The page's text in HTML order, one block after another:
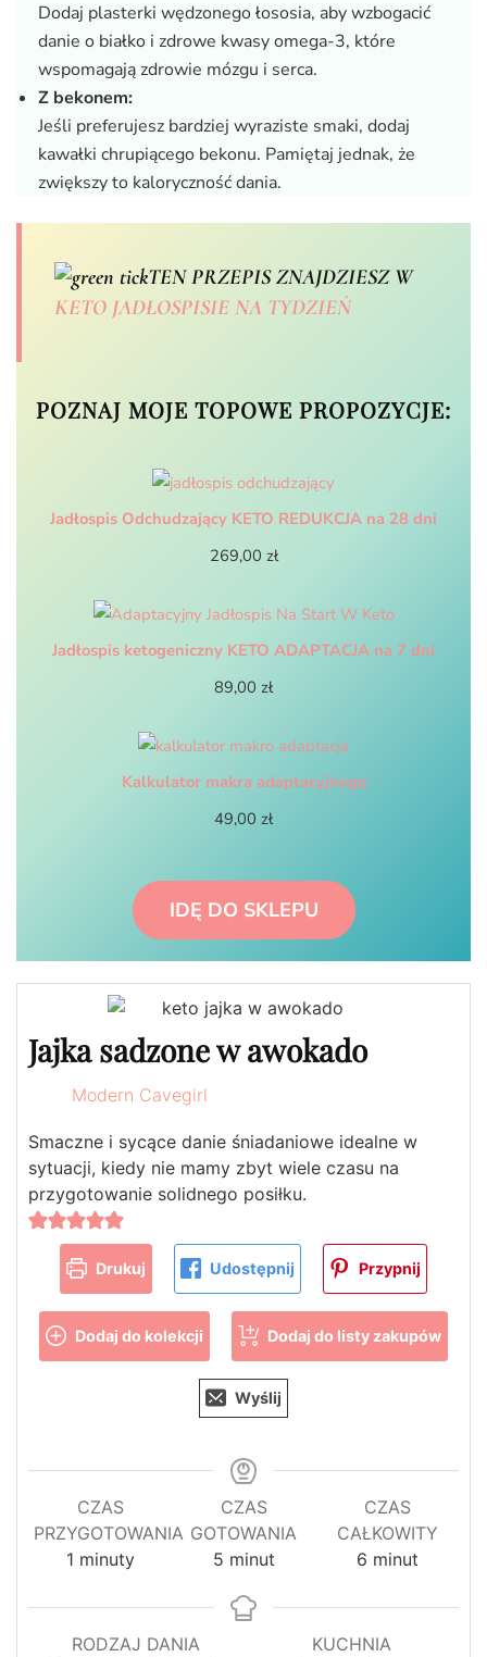
Dodaj plasterki wędzonego łososia, aby wzbogacić
danie o białko i zdrowe kwasy omega-3, które
wspomagają zdrowie mózgu i serca.
Z bekonem:
Jeśli preferujesz bardziej wyraziste smaki, dodaj
kawałki chrupiącego bekonu. Pamiętaj jednak, że
zwiększy to kaloryczność dania.
TEN PRZEPIS ZNAJDZIESZ W
KETO JADŁOSPISIE NA TYDZIEŃ
POZNAJ MOJE TOPOWE PROPOZYCJE:
Jadłospis Odchudzający KETO REDUKCJA na 28 dni
269,00 zł
Jadłospis ketogeniczny KETO ADAPTACJA na 7 dni
89,00 zł
Kalkulator makra adaptacyjnego
49,00 zł
IDĘ DO SKLEPU
Jajka sadzone w awokado
Modern Cavegirl
Smaczne i sycące danie śniadaniowe idealne w
sytuacji, kiedy nie mamy zbyt wiele czasu na
przygotowanie solidnego posiłku.
Drukuj Udostępnij Przypnij
Dodaj do kolekcji Dodaj do listy zakupów
Wyślij
CZAS
PRZYGOTOWANIA
1minuta
minuty
CZAS
GOTOWANIA
5minuty
minut
CZAS
CAŁKOWITY
6minuty
minut
RODZAJ DANIA
KUCHNIA